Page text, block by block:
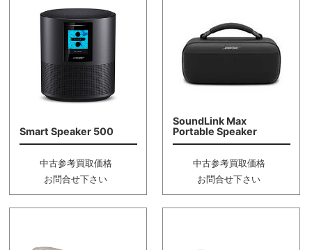
Smart Speaker 500
中古参考買取価格
お問合せ下さい
SoundLink Max
Portable Speaker
中古参考買取価格
お問合せ下さい